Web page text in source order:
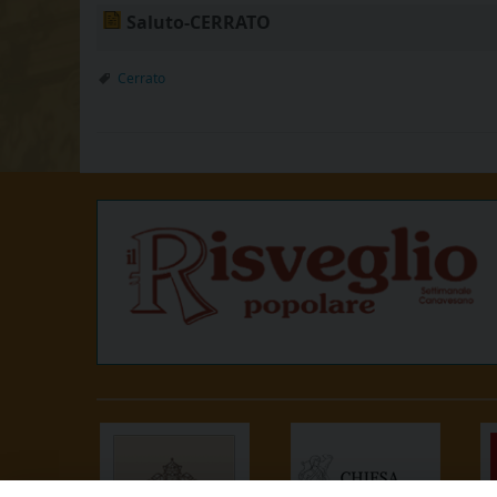
Saluto-CERRATO
Cerrato